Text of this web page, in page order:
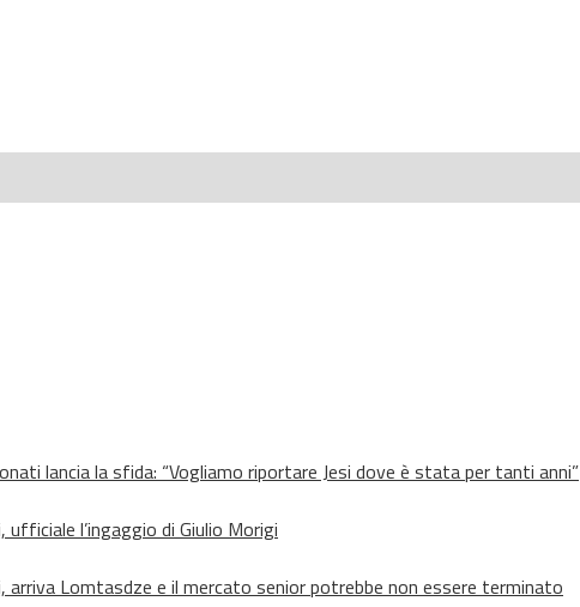
lancia la sfida: “Vogliamo riportare Jesi dove è stata per tanti anni”
l’ingaggio di Giulio Morigi
arriva Lomtasdze e il mercato senior potrebbe non essere terminato